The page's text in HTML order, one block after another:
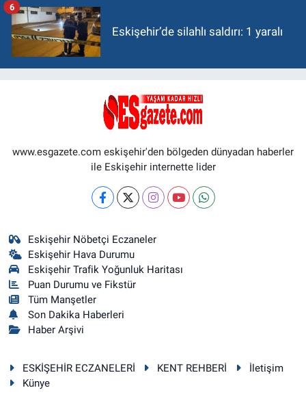
Eskişehir’de silahlı saldırı: 1 yaralı
6
www.esgazete.com eskişehir'den bölgeden dünyadan haberler
ile Eskişehir internette lider
Eskişehir Nöbetçi Eczaneler
Eskişehir Hava Durumu
Eskişehir Trafik Yoğunluk Haritası
Puan Durumu ve Fikstür
Tüm Manşetler
Son Dakika Haberleri
Haber Arşivi
ESKİŞEHİR ECZANELERİ KENT REHBERİ
İletişim
Künye